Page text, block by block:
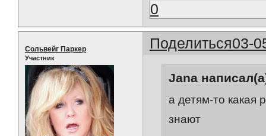
0
Поделиться03-
Сольвейг Паркер
Участник
Jana
а детям-то какая
знают